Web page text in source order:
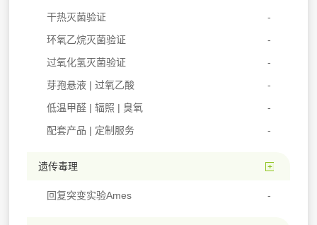
干热灭菌验证
环氧乙烷灭菌验证
过氧化氢灭菌验证
芽孢悬液 | 过氧乙酸
低温甲醛 | 辐照 | 臭氧
配套产品 | 定制服务
遗传毒理
回复突变实验Ames